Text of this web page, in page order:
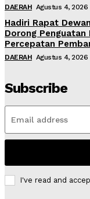
DAERAH Agustus 4, 2026
Hadiri Rapat
Dorong Penguatan
Percepatan
DAERAH Agustus 4, 2026
Subscribe
I've read and